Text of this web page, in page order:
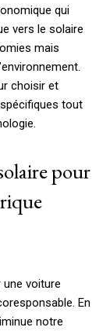
qui
vers le solaire
mais
choisir et
tout
pour
voiture
En
notre